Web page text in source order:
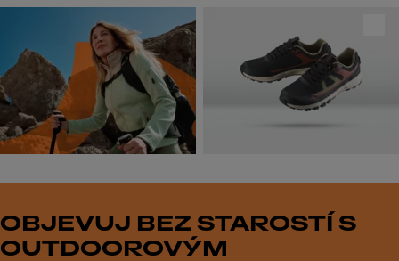
OBJEVUJ BEZ STAROSTÍ S
OUTDOOROVÝM